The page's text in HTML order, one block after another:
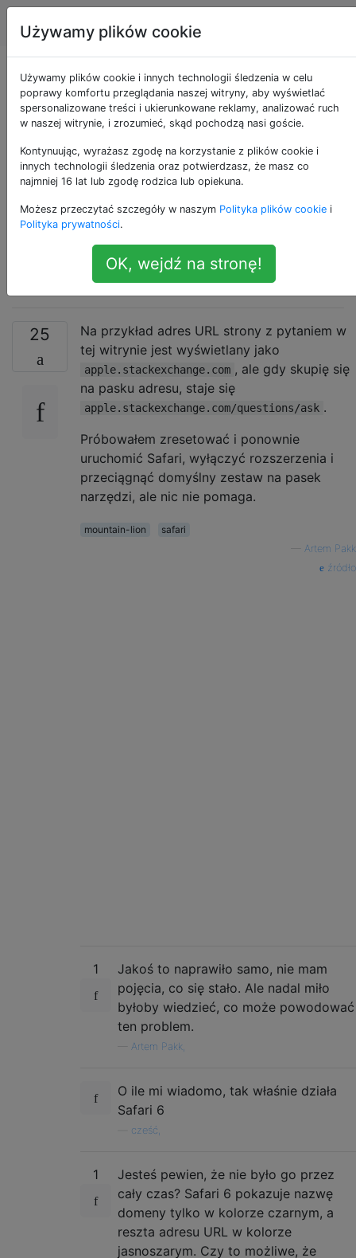
Apple Tagi
Jak naprawić Safari 6
na Mountain Lion,
który nie wyświetla
pełnego adresu URL
w pasku adresu,
chyba że go kliknę?
25
Na przykład adres URL strony z pytaniem w
tej witrynie jest wyświetlany jako
apple.stackexchange.com , ale gdy skupię się
na pasku adresu, staje się
apple.stackexchange.com/questions/ask .
Próbowałem zresetować i ponownie
uruchomić Safari, wyłączyć rozszerzenia i
przeciągnąć domyślny zestaw na pasek
narzędzi, ale nic nie pomaga.
mountain-lion
safari
Artem Pakk
źródło
1
Jakoś to naprawiło samo, nie mam
pojęcia, co się stało. Ale nadal miło
byłoby wiedzieć, co może powodować
ten problem.
Artem Pakk,
O ile mi wiadomo, tak właśnie działa
Safari 6
cześć,
1
Jesteś pewien, że nie było go przez
cały czas? Safari 6 pokazuje nazwę
domeny tylko w kolorze czarnym, a
reszta adresu URL w kolorze
jasnoszarym. Czy to możliwe, że
Używamy plików cookie
Używamy plików cookie i innych technologii śledzenia w celu
poprawy komfortu przeglądania naszej witryny, aby wyświetlać
spersonalizowane treści i ukierunkowane reklamy, analizować ruch
w naszej witrynie, i zrozumieć, skąd pochodzą nasi goście.
Kontynuując, wyrażasz zgodę na korzystanie z plików cookie i
innych technologii śledzenia oraz potwierdzasz, że masz co
najmniej 16 lat lub zgodę rodzica lub opiekuna.
Możesz przeczytać szczegóły w naszym Polityka plików cookie i
Polityka prywatności.
OK, wejdź na stronę!